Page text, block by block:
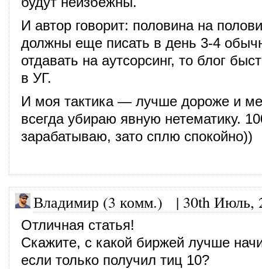
И автор говорит: половина на
должны еще писать в день 3-4
отдавать на аутсорсинг, то блог
в УГ.
И моя тактика — лучше дороже и
всегда убираю явную нетематику.
зарабатываю, зато сплю спокойно))
Владимир (3 комм.) | 30th Июль,
Отличная статья!
Скажите, с какой биржей лучше
если только получил тиц 10?